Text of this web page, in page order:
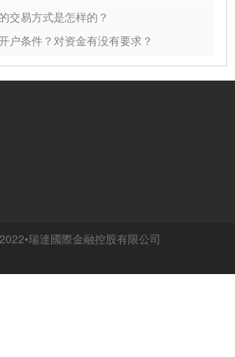
交易方式是怎样的？
户条件？对资金有没有要求？
瑞達國際金融控股有限公司